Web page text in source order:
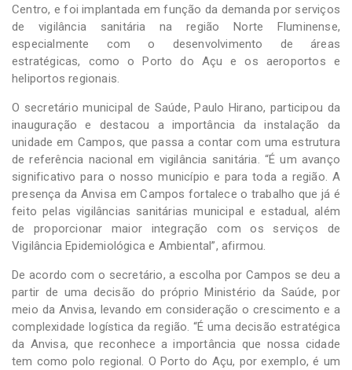
Centro, e foi implantada em função da demanda por serviços
de vigilância sanitária na região Norte Fluminense,
especialmente com o desenvolvimento de áreas
estratégicas, como o Porto do Açu e os aeroportos e
heliportos regionais.
O secretário municipal de Saúde, Paulo Hirano, participou da
inauguração e destacou a importância da instalação da
unidade em Campos, que passa a contar com uma estrutura
de referência nacional em vigilância sanitária. “É um avanço
significativo para o nosso município e para toda a região. A
presença da Anvisa em Campos fortalece o trabalho que já é
feito pelas vigilâncias sanitárias municipal e estadual, além
de proporcionar maior integração com os serviços de
Vigilância Epidemiológica e Ambiental”, afirmou.
De acordo com o secretário, a escolha por Campos se deu a
partir de uma decisão do próprio Ministério da Saúde, por
meio da Anvisa, levando em consideração o crescimento e a
complexidade logística da região. “É uma decisão estratégica
da Anvisa, que reconhece a importância que nossa cidade
tem como polo regional. O Porto do Açu, por exemplo, é um